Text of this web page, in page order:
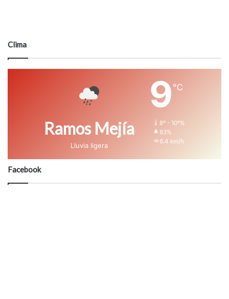
Clima
Ramos Mejía
Lluvia ligera
9 ℃
8º - 10º%
83%
6.4 km/h
Facebook